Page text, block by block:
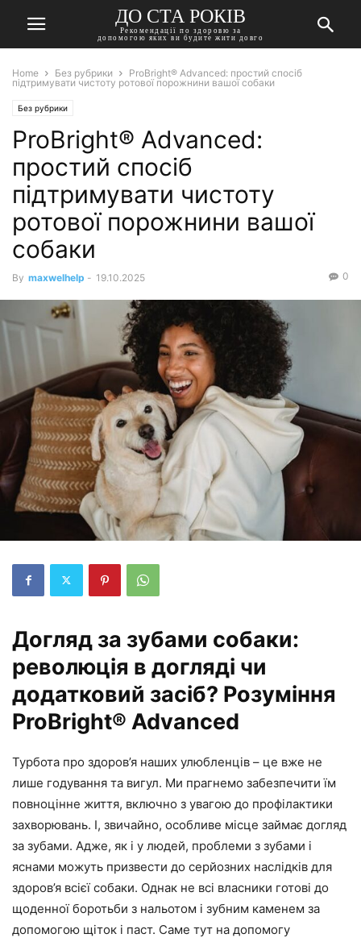
ДО СТА РОКІВ
Рекомендації по здоровю за
допомогою яких ви будите жити довго
Home Без рубрики
ProBright® Advanced: простий спосіб
підтримувати чистоту ротової порожнини вашої собаки
Без рубрики
ProBright® Advanced:
простий спосіб
підтримувати чистоту
ротової порожнини вашої
собаки
By maxwelhelp - 19.10.2025 0
Догляд за зубами собаки:
революція в догляді чи
додатковий засіб? Розуміння
ProBright® Advanced
Турбота про здоров’я наших улюбленців – це вже не
лише годування та вигул. Ми прагнемо забезпечити їм
повноцінне життя, включно з увагою до профілактики
захворювань. І, звичайно, особливе місце займає догляд
за зубами. Адже, як і у людей, проблеми з зубами і
яснами можуть призвести до серйозних наслідків для
здоров’я всієї собаки. Однак не всі власники готові до
щоденної боротьби з нальотом і зубним каменем за
допомогою щіток і паст. Саме тут на допомогу